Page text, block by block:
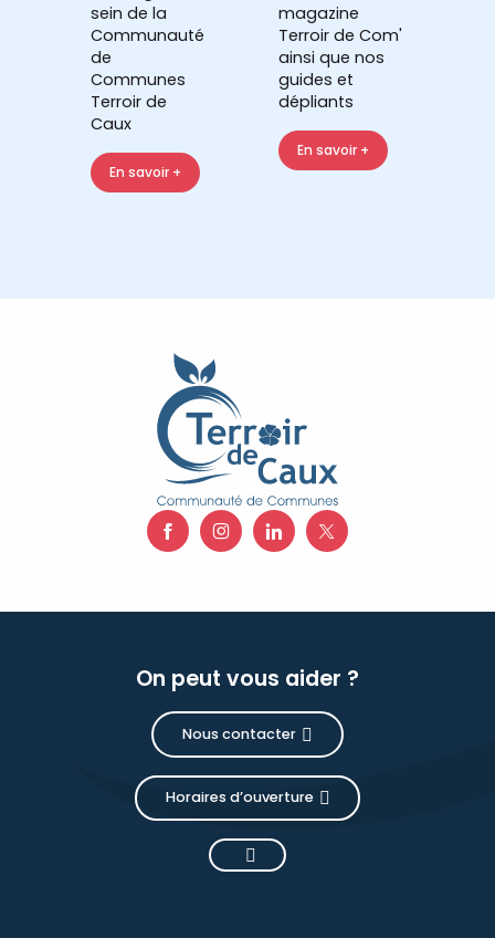
sein de la
Communauté
de
Communes
Terroir de
Caux
En savoir +
magazine
Terroir de Com'
ainsi que nos
guides et
dépliants
En savoir +
On peut vous aider ?
Nous contacter
Horaires d’ouverture